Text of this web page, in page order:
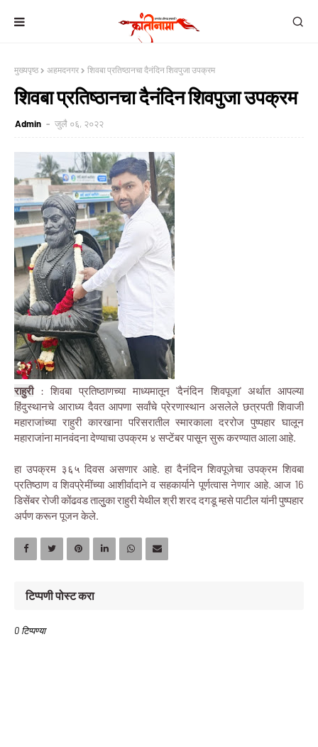
मुख्यपृष्ठ अहमदनगर शिवबा प्रतिष्ठानचा दैनंदिन शिवपुजा उपक्रम
शिवबा प्रतिष्ठानचा दैनंदिन शिवपुजा उपक्रम
Admin जुलै ०६, २०२२
राहुरी: शिवबा प्रतिष्ठाणच्या माध्यमातून 'दैनंदिन शिवपूजा' अर्थात आपल्या
हिंदुस्थानचे आराध्य दैवत आपणा सर्वांचे प्रेरणास्थान असलेले छत्रपती शिवाजी
महाराजांच्या राहुरी कारखाना परिसरातील स्मारकाला दररोज पुष्पहार घालून
महाराजांना मानवंदना देण्याचा उपक्रम ४ सप्टेंबर पासून सुरू करण्यात आला आहे.
हा उपक्रम ३६५ दिवस असणार आहे. हा दैनंदिन शिवपूजेचा उपक्रम शिवबा
प्रतिष्ठाण व शिवप्रेमींच्या आशीर्वादाने व सहकार्याने पूर्णत्वास नेणार आहे. आज 16
डिसेंबर रोजी कोंढवड तालुुका राहुरी येथील श्री शरद दगडू म्हसे पाटील यांनी पुष्पहार
अर्पण करून पूजन केले.
टिप्पणी पोस्ट करा
0 टिप्पण्या